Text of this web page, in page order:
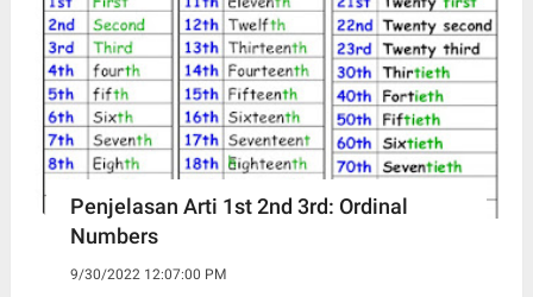
Penjelasan Arti 1st 2nd 3rd: Ordinal
Numbers
9/30/2022 12:07:00 PM